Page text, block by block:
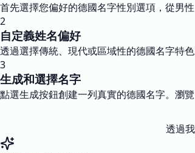
首先選擇您偏好的德國名字性別選項，從男
2
自定義姓名偏好
透過選擇傳統、現代或區域性的德國名字特
3
生成和選擇名字
點選生成按鈕創建一列真實的德國名字。瀏
透過